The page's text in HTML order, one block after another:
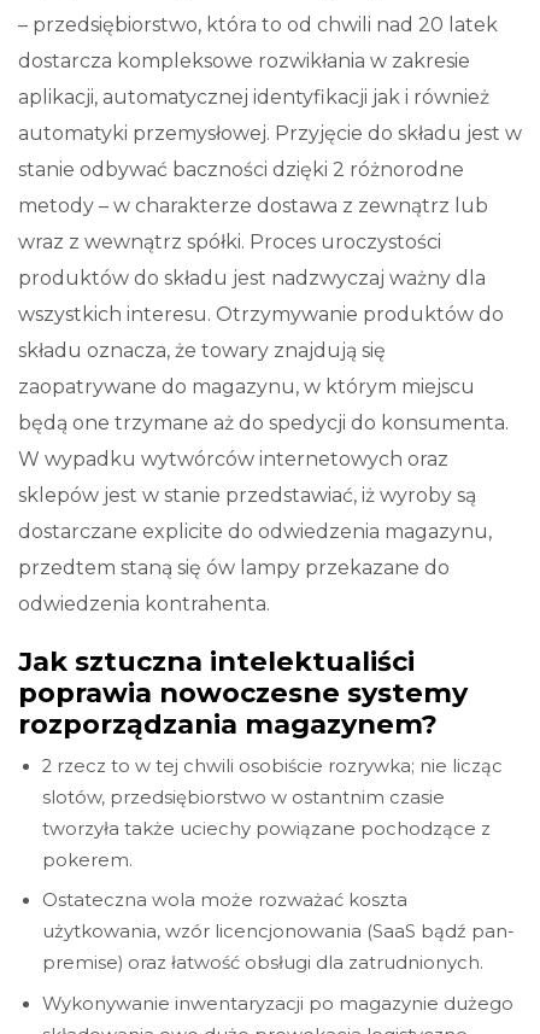
– przedsiębiorstwo, która to od chwili nad 20 latek
dostarcza kompleksowe rozwikłania w zakresie
aplikacji, automatycznej identyfikacji jak i również
automatyki przemysłowej. Przyjęcie do składu jest w
stanie odbywać baczności dzięki 2 różnorodne
metody – w charakterze dostawa z zewnątrz lub
wraz z wewnątrz spółki. Proces uroczystości
produktów do składu jest nadzwyczaj ważny dla
wszystkich interesu. Otrzymywanie produktów do
składu oznacza, że towary znajdują się
zaopatrywane do magazynu, w którym miejscu
będą one trzymane aż do spedycji do konsumenta.
W wypadku wytwórców internetowych oraz
sklepów jest w stanie przedstawiać, iż wyroby są
dostarczane explicite do odwiedzenia magazynu,
przedtem staną się ów lampy przekazane do
odwiedzenia kontrahenta.
Jak sztuczna intelektualiści
poprawia nowoczesne systemy
rozporządzania magazynem?
2 rzecz to w tej chwili osobiście rozrywka; nie licząc
slotów, przedsiębiorstwo w ostantnim czasie
tworzyła także uciechy powiązane pochodzące z
pokerem.
Ostateczna wola może rozważać koszta
użytkowania, wzór licencjonowania (SaaS bądź pan-
premise) oraz łatwość obsługi dla zatrudnionych.
Wykonywanie inwentaryzacji po magazynie dużego